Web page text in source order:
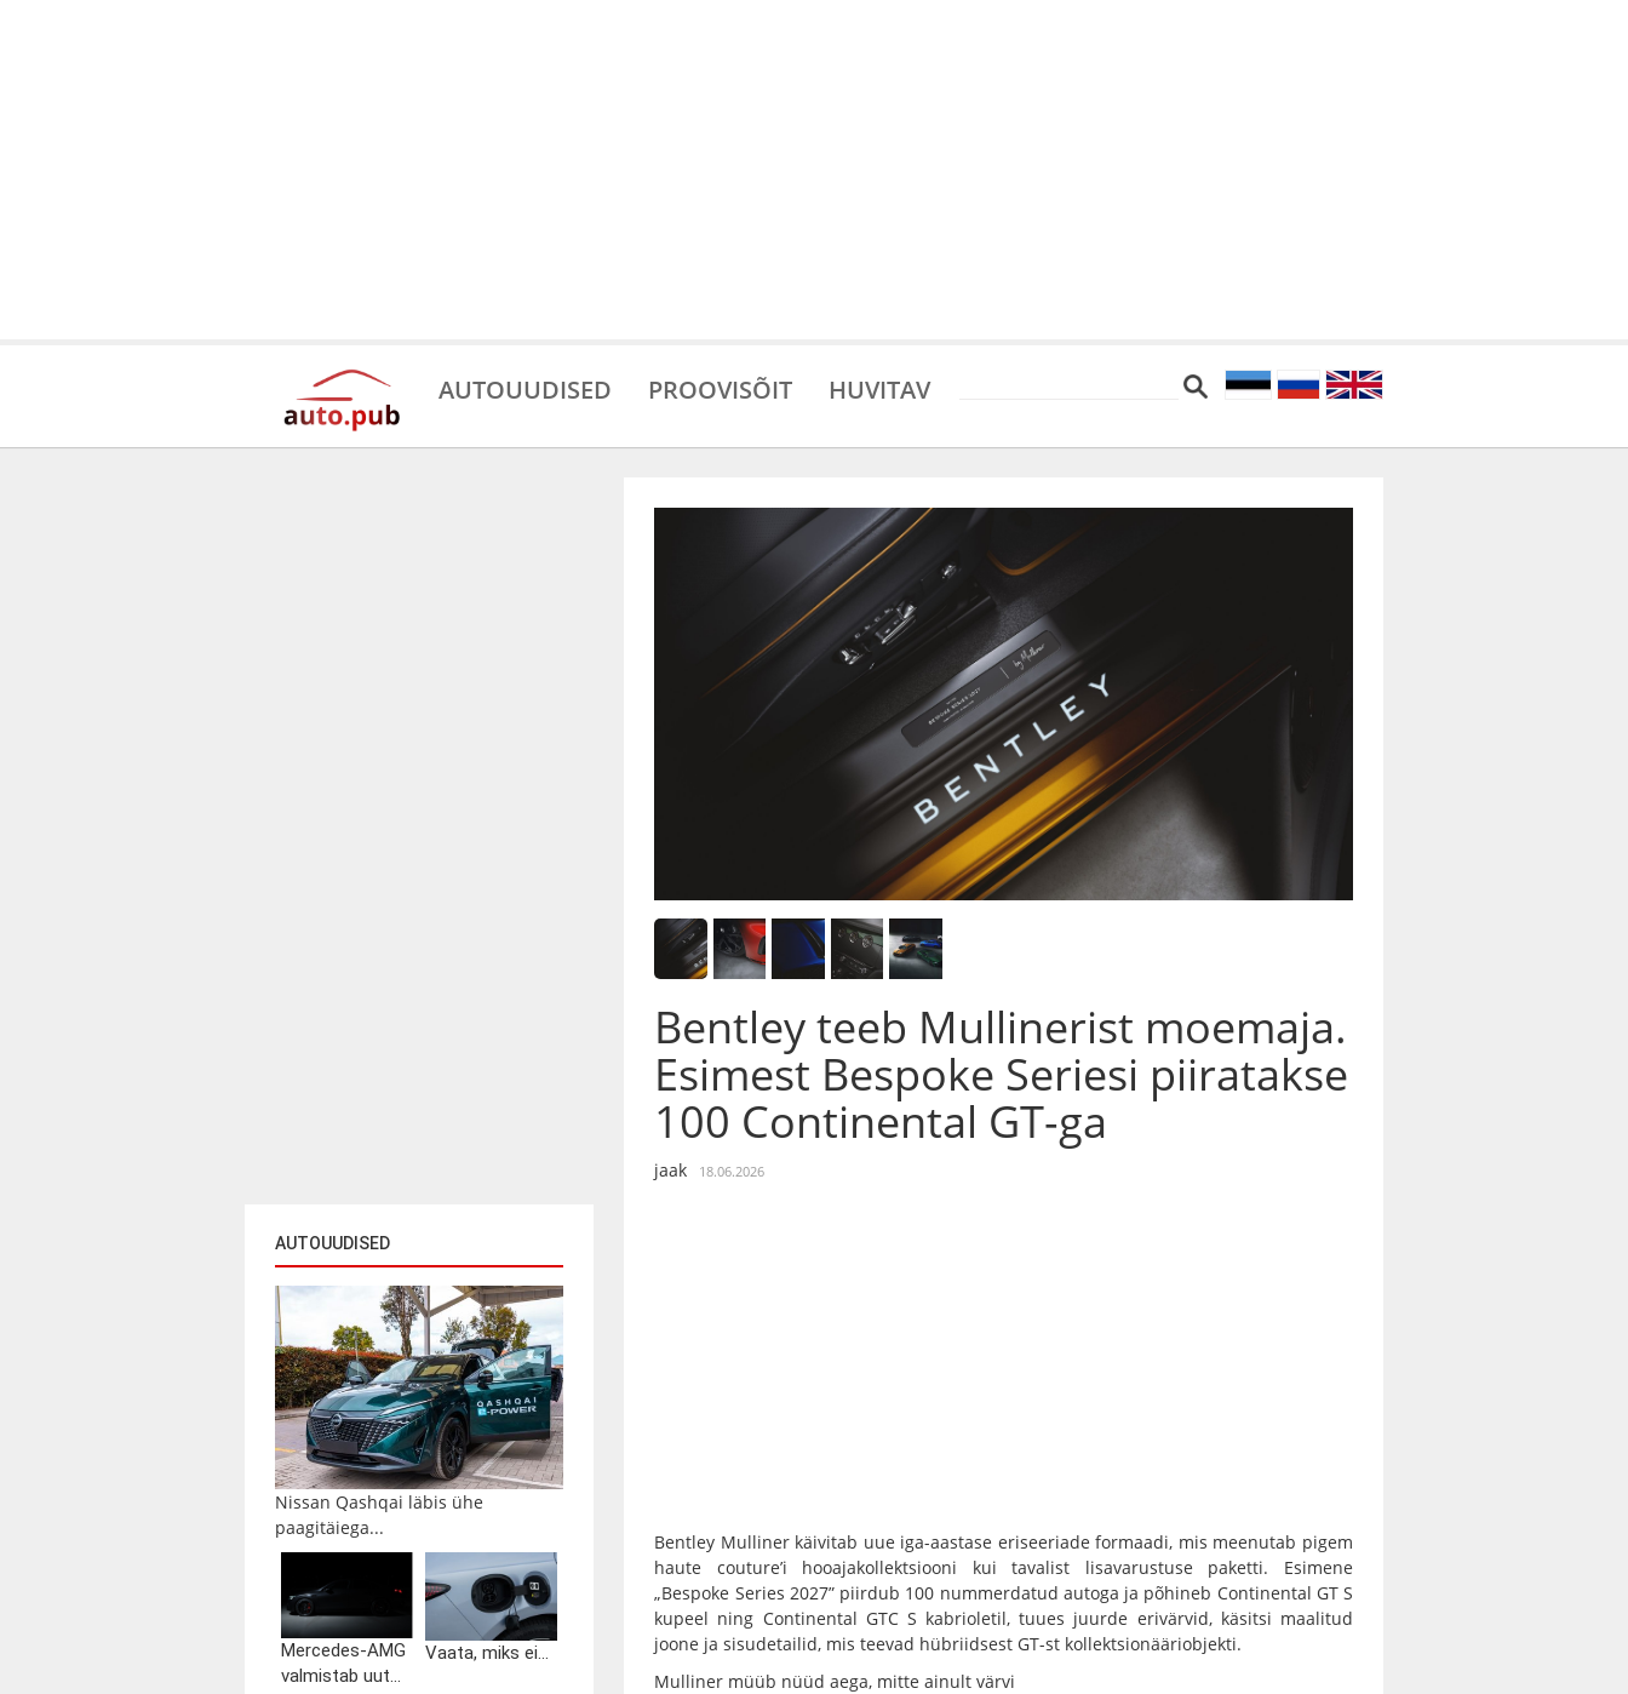
AUTOUUDISED PROOVISÕIT HUVITAV
AUTOUUDISED
Nissan Qashqai läbis ühe
paagitäiega...
Mercedes-AMG
valmistab uut...
Vaata, miks ei...
Bentley teeb Mullinerist moemaja.
Esimest Bespoke Seriesi piiratakse
100 Continental GT-ga
jaak 18.06.2026
Bentley Mulliner käivitab uue iga-aastase eriseeriade formaadi, mis meenutab pigem
haute couture’i hooajakollektsiooni kui tavalist lisavarustuse paketti. Esimene
„Bespoke Series 2027” piirdub 100 nummerdatud autoga ja põhineb Continental GT S
kupeel ning Continental GTC S kabrioletil, tuues juurde erivärvid, käsitsi maalitud
joone ja sisudetailid, mis teevad hübriidsest GT-st kollektsionääriobjekti.
Mulliner müüb nüüd aega, mitte ainult värvi